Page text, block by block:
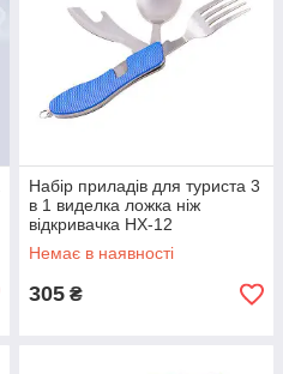
Набір приладів для туриста 3
в 1 виделка ложка ніж
відкривачка HX-12
Немає в наявності
305 ₴